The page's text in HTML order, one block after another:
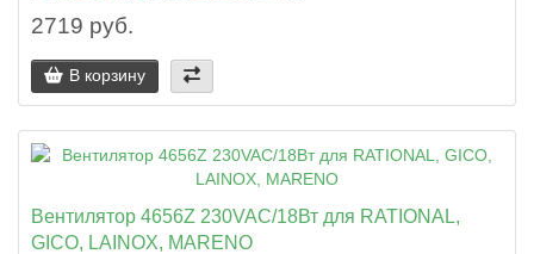
2719 руб.
В корзину
Вентилятор 4656Z 230VAC/18Вт для RATIONAL,
GICO, LAINOX, MARENO